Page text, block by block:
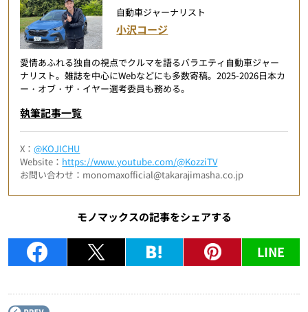
自動車ジャーナリスト
小沢コージ
愛情あふれる独自の視点でクルマを語るバラエティ自動車ジャー
ナリスト。雑誌を中心にWebなどにも多数寄稿。2025-2026日本カ
ー・オブ・ザ・イヤー選考委員も務める。
執筆記事一覧
X：@KOJICHU
Website： https://www.youtube.com/@KozziTV
お問い合わせ：monomaxofficial@takarajimasha.co.jp
モノマックスの記事をシェアする
LINE